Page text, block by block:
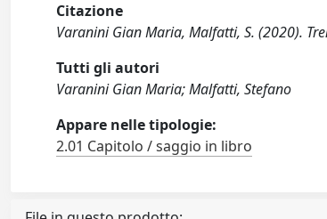
Citazione
Varanini Gian Maria, Malfatti, S. (2020).
Tutti gli autori
Varanini Gian Maria; Malfatti, Stefano
Appare nelle tipologie:
2.01 Capitolo / saggio in libro